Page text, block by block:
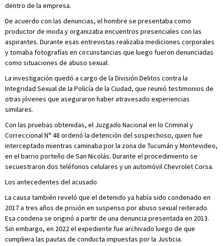
dentro de la empresa.
De acuerdo con las denuncias, el hombre se presentaba como
productor de moda y organizaba encuentros presenciales con las
aspirantes. Durante esas entrevistas realizaba mediciones corporales
y tomaba fotografías en circunstancias que luego fueron denunciadas
como situaciones de abuso sexual.
La investigación quedó a cargo de la División Delitos contra la
Integridad Sexual de la Policía de la Ciudad, que reunió testimonios de
otras jóvenes que aseguraron haber atravesado experiencias
similares.
Con las pruebas obtenidas, el Juzgado Nacional en lo Criminal y
Correccional N° 48 ordenó la detención del sospechoso, quien fue
interceptado mientras caminaba por la zona de Tucumán y Montevideo,
en el barrio porteño de San Nicolás. Durante el procedimiento se
secuestraron dos teléfonos celulares y un automóvil Chevrolet Corsa.
Los antecedentes del acusado
La causa también reveló que el detenido ya había sido condenado en
2017 a tres años de prisión en suspenso por abuso sexual reiterado.
Esa condena se originó a partir de una denuncia presentada en 2013.
Sin embargo, en 2022 el expediente fue archivado luego de que
cumpliera las pautas de conducta impuestas por la Justicia.